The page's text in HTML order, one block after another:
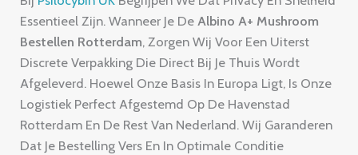
Essentieel Zijn. Wanneer Je DeAlbino A+ Mushroom
Bestellen Rotterdam, Zorgen Wij Voor Een Uiterst
Discrete Verpakking Die Direct Bij Je Thuis Wordt
Afgeleverd. Hoewel Onze Basis In Europa Ligt, Is Onze
Logistiek Perfect Afgestemd Op De Havenstad
Rotterdam En De Rest Van Nederland. Wij Garanderen
Dat Je Bestelling Vers En In Optimale Conditie